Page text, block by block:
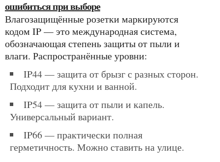
ошибиться при выборе
Влагозащищённые розетки маркируются
кодом IP — это международная система,
обозначающая степень защиты от пыли и
влаги. Распространённые уровни:
IP44 — защита от брызг с разных сторон.
Подходит для кухни и ванной.
IP54 — защита от пыли и капель.
Универсальный вариант.
IP66 — практически полная
герметичность. Можно ставить на улице.